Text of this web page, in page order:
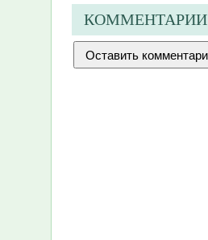
КОММЕНТАРИИ